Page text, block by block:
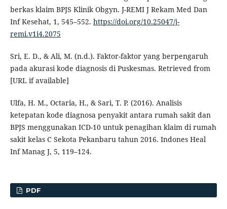
berkas klaim BPJS Klinik Obgyn. J-REMI J Rekam Med Dan
Inf Kesehat, 1, 545–552. https://doi.org/10.25047/j-
remi.v1i4.2075
Sri, E. D., & Ali, M. (n.d.). Faktor-faktor yang berpengaruh
pada akurasi kode diagnosis di Puskesmas. Retrieved from
[URL if available]
Ulfa, H. M., Octaria, H., & Sari, T. P. (2016). Analisis
ketepatan kode diagnosa penyakit antara rumah sakit dan
BPJS menggunakan ICD-10 untuk penagihan klaim di rumah
sakit kelas C Sekota Pekanbaru tahun 2016. Indones Heal
Inf Manag J, 5, 119–124.
PDF